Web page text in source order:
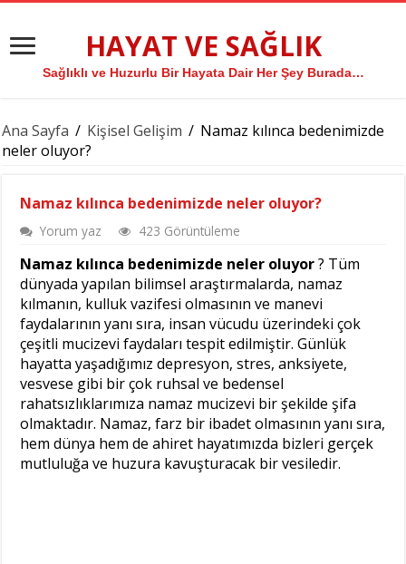
HAYAT VE SAĞLIK
Sağlıklı ve Huzurlu Bir Hayata Dair Her Şey Burada…
Ana Sayfa / Kişisel Gelişim / Namaz kılınca bedenimizde
neler oluyor?
Namaz kılınca bedenimizde neler oluyor?
Yorum yaz 423 Görüntüleme
Namaz kılınca bedenimizde neler oluyor? Tüm
dünyada yapılan bilimsel araştırmalarda, namaz
kılmanın, kulluk vazifesi olmasının ve manevi
faydalarının yanı sıra, insan vücudu üzerindeki çok
çeşitli mucizevi faydaları tespit edilmiştir. Günlük
hayatta yaşadığımız depresyon, stres, anksiyete,
vesvese gibi bir çok ruhsal ve bedensel
rahatsızlıklarımıza namaz mucizevi bir şekilde şifa
olmaktadır. Namaz, farz bir ibadet olmasının yanı sıra,
hem dünya hem de ahiret hayatımızda bizleri gerçek
mutluluğa ve huzura kavuşturacak bir vesiledir.